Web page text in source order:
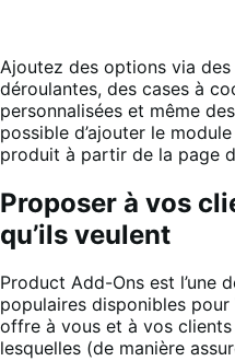
Ajoutez des options via
déroulantes, des cases à
personnalisées et même
possible d’ajouter le
produit à partir de la page
Proposer à vos
qu’ils veulent
Product Add-Ons est l’une
populaires disponibles
offre à vous et à vos clients
lesquelles (de manière